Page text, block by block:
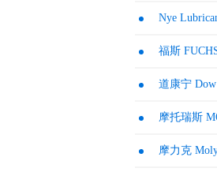
Nye
福斯
道康宁
摩托瑞斯
摩力克